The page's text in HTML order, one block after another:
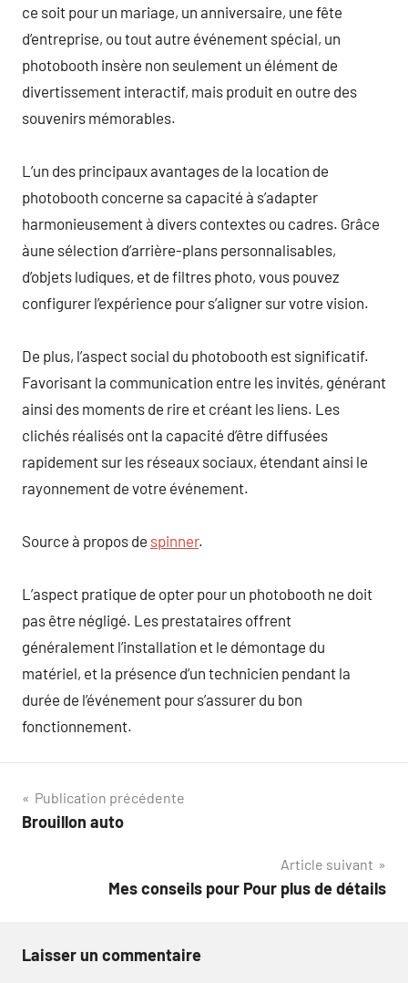
ce soit pour un mariage, un anniversaire, une fête
d’entreprise, ou tout autre événement spécial, un
photobooth insère non seulement un élément de
divertissement interactif, mais produit en outre des
souvenirs mémorables.
L’un des principaux avantages de la location de
photobooth concerne sa capacité à s’adapter
harmonieusement à divers contextes ou cadres. Grâce
àune sélection d’arrière-plans personnalisables,
d’objets ludiques, et de filtres photo, vous pouvez
configurer l’expérience pour s’aligner sur votre vision.
De plus, l’aspect social du photobooth est significatif.
Favorisant la communication entre les invités, générant
ainsi des moments de rire et créant les liens. Les
clichés réalisés ont la capacité d’être diffusées
rapidement sur les réseaux sociaux, étendant ainsi le
rayonnement de votre événement.
Source à propos de spinner.
L’aspect pratique de opter pour un photobooth ne doit
pas être négligé. Les prestataires offrent
généralement l’installation et le démontage du
matériel, et la présence d’un technicien pendant la
durée de l’événement pour s’assurer du bon
fonctionnement.
Navigation
de
Publication précédente
Brouillon auto
Article suivant
Mes conseils pour Pour plus de détails
Laisser un commentaire